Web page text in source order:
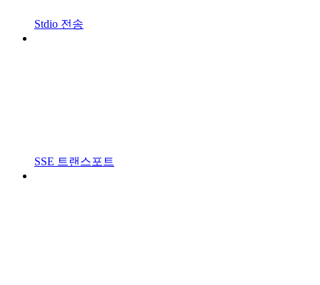
Stdio 전송
SSE 트랜스포트